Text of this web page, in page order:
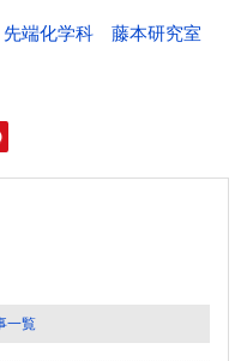
端化学科 藤本研究室
一覧